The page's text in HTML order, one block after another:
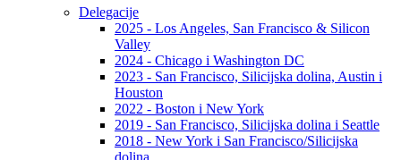
Delegacije
2025 - Los Angeles, San Francisco & Silicon
Valley
2024 - Chicago i Washington DC
2023 - San Francisco, Silicijska dolina, Austin i
Houston
2022 - Boston i New York
2019 - San Francisco, Silicijska dolina i Seattle
2018 - New York i San Francisco/Silicijska
dolina